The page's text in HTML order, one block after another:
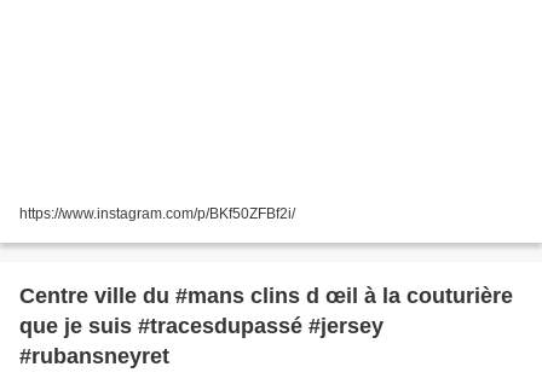
https://www.instagram.com/p/BKf50ZFBf2i/
Centre ville du #mans clins d œil à la couturière
que je suis #tracesdupassé #jersey
#rubansneyret